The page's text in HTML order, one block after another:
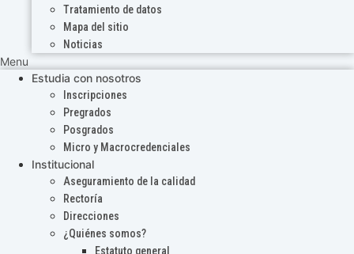
Tratamiento de datos
Mapa del sitio
Noticias
Menu
Estudia con nosotros
Inscripciones
Pregrados
Posgrados
Micro y Macrocredenciales
Institucional
Aseguramiento de la calidad
Rectoría
Direcciones
¿Quiénes somos?
Estatuto general